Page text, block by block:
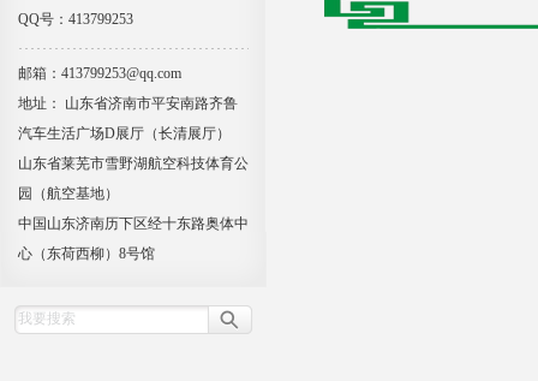
QQ号：413799253
邮箱：413799253@qq.com
地址： 山东省济南市平安南路齐鲁
汽车生活广场D展厅（长清展厅）
山东省莱芜市雪野湖航空科技体育公
园（航空基地）
中国山东济南历下区经十东路奥体中
心（东荷西柳）8号馆